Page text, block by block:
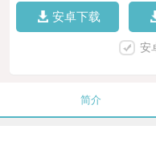
安卓下载
安
简介